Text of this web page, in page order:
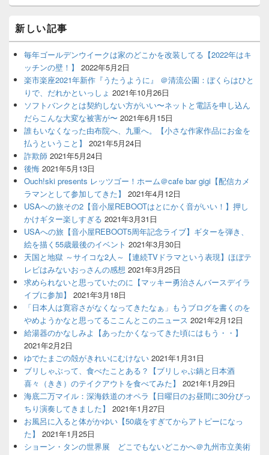
新しい記事
毎年ゴールデンウイークは家のどこかを改装してる【2022年はキ
ッチンの壁！】
2022年5月2日
楽市楽座2021年新作『うたうように』 ＠清流公園：ぼくらはひと
りで、だれかといっしょ 2021年10月26日
ソフトバンクとは契約しない方がいい〜ネットと電話を申し込ん
だらこんな大変な被害が〜 2021年6月15日
誰もいなくなった由布院へ、九重へ。【小さな作家作品にお金を
払うということ】
2021年5月24日
詐欺師 2021年5月24日
後悔 2021年5月13日
Ouch!ski presents レッツゴー！ホーム＠cafe bar gigi【配信カメ
ラマンとして参加してきた】
2021年4月12日
USAへの旅その2【音小屋REBOOTはとにかく音がいい！】押し
かけギター楽しすぎる 2021年3月31日
USAへの旅【音小屋REBOOT5周年記念ライブ】ギターを弾き、
絵を描く55歳最後のイベント 2021年3月30日
天国と地獄 ～サイコな2人～【連続TVドラマという表現】ほぼテ
レビはみないおっさんの感想 2021年3月25日
求められないと思っていたのに【マッキー勇治さんバースデイラ
イブに参加】
2021年3月18日
「日本人は寛容さがなくなってきたなぁ」もうブログを書くのを
やめようかなと思ってるここんとこのニュース 2021年2月12日
給湯器のかなしみよ【あったかくなってきた頃にはもう・・】
2021年2月2日
ゆでたまごの殻がきれいにむけない 2021年1月31日
ブリしゃぶって、食べたことある？【ブリしゃぶ鍋と日本酒
喜々（きき）のテイクアウトを食べてみた】
2021年1月29日
海底二万マイル：深海鉄道のオペラ【日曜日のお昼間に30分びっ
ちり演奏してきました】
2021年1月27日
お風呂に入ると体がかゆい【50歳をすぎてからアトピーになっ
た】
2021年1月25日
ショーン・タンの世界展 どこでもないどこかへ＠九州市立美術